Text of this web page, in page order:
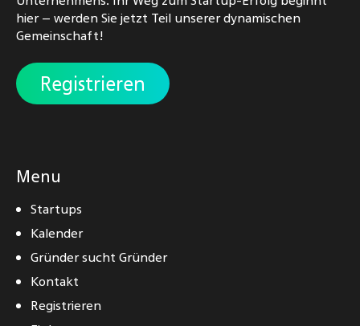
hier – werden Sie jetzt Teil unserer dynamischen
Gemeinschaft!
Registrieren
Menu
Startups
Kalender
Gründer sucht Gründer
Kontakt
Registrieren